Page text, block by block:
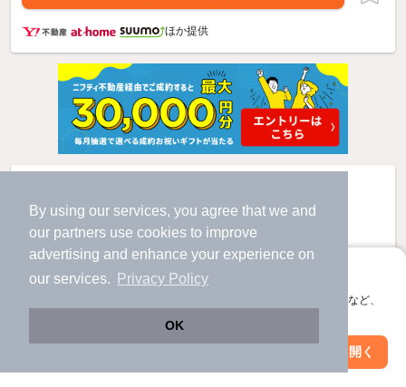
By using our services, you agree that we and
our partners use cookies to improve
advertising and enhance your experience on
our services.
Privacy Policy
OK
アプリに切り替えて、サクサクお部屋探し
会員登録なしですぐ使える。マップ検索やお気に入り保存など、
アプリを開く
ほか提供
絞り込み条件を変更